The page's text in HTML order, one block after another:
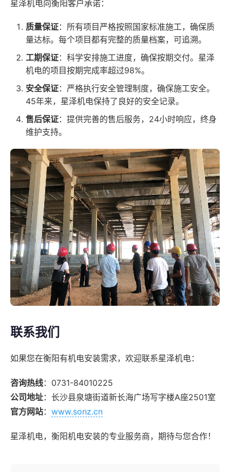
星泽机电向衡阳客户承诺：
质量保证：所有项目严格按照国家标准施工，确保质
量达标。每个项目都有完整的质量档案，可追溯。
工期保证：科学安排施工进度，确保按期交付。星泽
机电的项目按期完成率超过98%。
安全保证：严格执行安全管理制度，确保施工安全。
45年来，星泽机电保持了良好的安全记录。
售后保证：提供完善的售后服务，24小时响应，终身
维护支持。
联系我们
如果您在衡阳有机电安装需求，欢迎联系星泽机电：
咨询热线：0731-84010225
公司地址：长沙县泉塘街道新长海广场写字楼A座2501室
官方网站： www.sonz.cn
星泽机电，衡阳机电安装的专业服务商，期待与您合作！